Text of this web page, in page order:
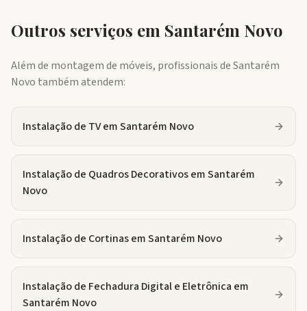
Outros serviços em Santarém Novo
Além de montagem de móveis, profissionais deSantarém
Novo também atendem:
Instalação de TVemSantarém Novo
Instalação de Quadros DecorativosemSantarém
Novo
Instalação de CortinasemSantarém Novo
Instalação de Fechadura Digital e Eletrônica em
Santarém Novo